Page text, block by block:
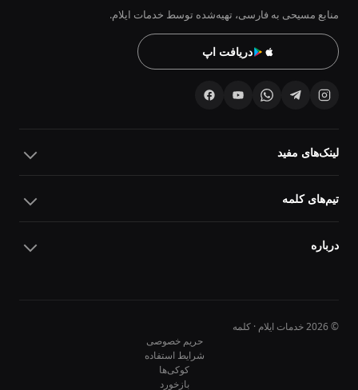
منابع مسیحی به فارسی، تهیه‌شده توسط خدمات ایلام.
دریافت اپ
لینک‌های مفید
تیم‌های کلمه
درباره
© 2026 خدمات ایلام · کلمه
حریم خصوصی
شرایط استفاده
کوکی‌ها
بازخورد
10